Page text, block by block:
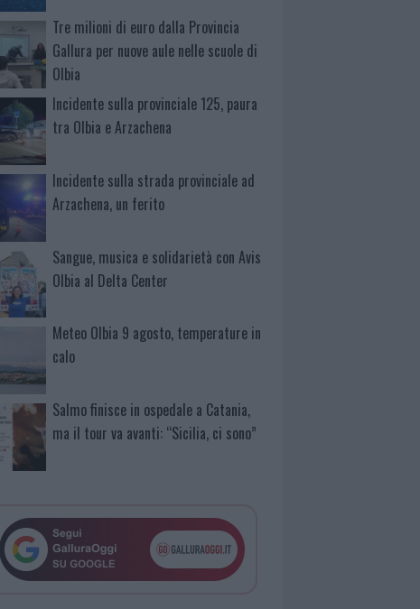
Tre milioni di euro dalla Provincia
Gallura per nuove aule nelle scuole di
Olbia
Incidente sulla provinciale 125, paura
tra Olbia e Arzachena
Incidente sulla strada provinciale ad
Arzachena, un ferito
Sangue, musica e solidarietà con Avis
Olbia al Delta Center
Meteo Olbia 9 agosto, temperature in
calo
Salmo finisce in ospedale a Catania,
ma il tour va avanti: “Sicilia, ci sono”